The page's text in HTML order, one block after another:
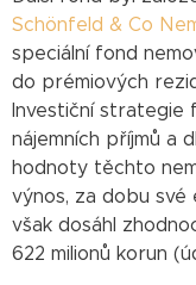
Schönfeld & Co
speciální fond
do prémiových
Investiční strategie
nájemních příjmů a
hodnoty těchto
výnos, za dobu
však dosáhl
622 milionů korun